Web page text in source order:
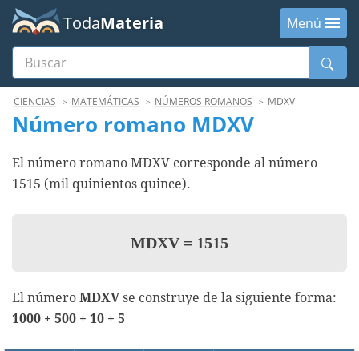
TodaMateria
Menú
Buscar
MenúCIENCIAS MATEMÁTICAS NÚMEROS ROMANOS MDXV
Número romano MDXV
El número romano MDXV corresponde al número
1515 (mil quinientos quince).
MDXV = 1515
El número MDXVse construye de la siguiente forma:
1000 + 500 + 10 + 5